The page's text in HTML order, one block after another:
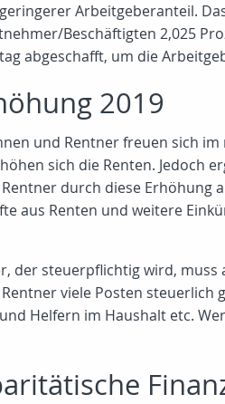
Arbeitgeberanteil.
Beschäftigten 2,025
abgeschafft, um die
2019
und Rentner freuen sich
sich die Renten. Jedoch
durch diese Erhöhung
aus Renten und weitere
der steuerpflichtig wird, muss
viele Posten steuerlich
Helfern im Haushalt etc.